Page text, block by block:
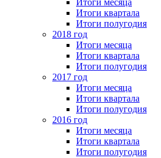
Итоги месяца
Итоги квартала
Итоги полугодия
2018 год
Итоги месяца
Итоги квартала
Итоги полугодия
2017 год
Итоги месяца
Итоги квартала
Итоги полугодия
2016 год
Итоги месяца
Итоги квартала
Итоги полугодия